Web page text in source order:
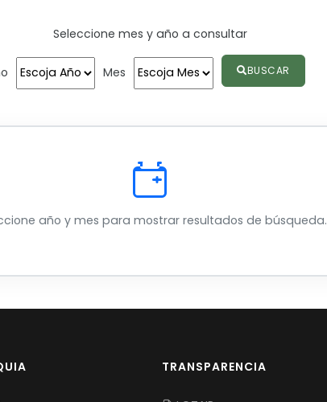
Seleccione mes y año a consultar
Mes BUSCAR
año y mes para mostrar resultados de búsqueda.
TRANSPARENCIA